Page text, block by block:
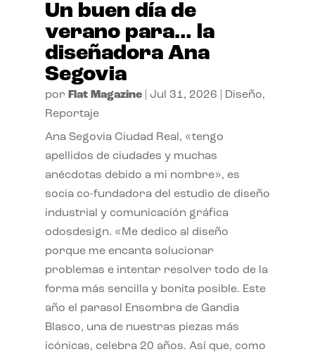
Un buen día de
verano para… la
diseñadora Ana
Segovia
por Flat Magazine| Jul 31, 2026 Diseño,
Reportaje
Ana Segovia Ciudad Real, «tengo
apellidos de ciudades y muchas
anécdotas debido a mi nombre», es
socia co-fundadora del estudio de diseño
industrial y comunicación gráfica
odosdesign. «Me dedico al diseño
porque me encanta solucionar
problemas e intentar resolver todo de la
forma más sencilla y bonita posible. Este
año el parasol Ensombra de Gandia
Blasco, una de nuestras piezas más
icónicas, celebra 20 años. Así que, como